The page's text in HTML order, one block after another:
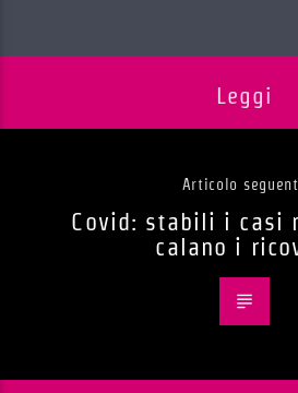
Leggi
Articolo
Covid: stabili i casi
calano i